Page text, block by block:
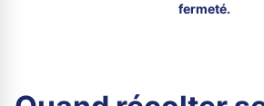
fermeté.